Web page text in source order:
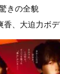
きの全貌
、大迫力ボデ